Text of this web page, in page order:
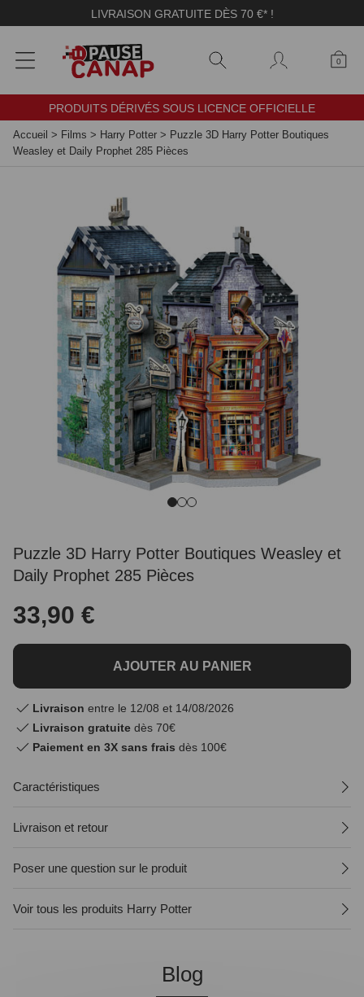
LIVRAISON GRATUITE DÈS 70 €* !
0
PRODUITS DÉRIVÉS SOUS LICENCE OFFICIELLE
Accueil > Films > Harry Potter > Puzzle 3D Harry Potter Boutiques
Weasley et Daily Prophet 285 Pièces
Puzzle 3D Harry Potter Boutiques Weasley et
Daily Prophet 285 Pièces
33,90 €
AJOUTER AU PANIER
Livraison entre le 12/08 et 14/08/2026
Livraison gratuite dès 70€
Paiement en 3X sans frais dès 100€
Caractéristiques
Livraison et retour
Poser une question sur le produit
Voir tous les produits Harry Potter
Blog
Panneau de gestion des cookies